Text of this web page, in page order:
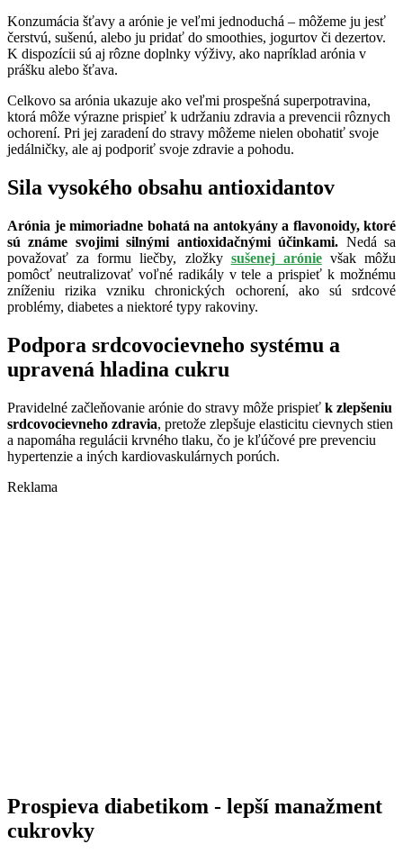
Konzumácia šťavy a arónie je veľmi jednoduchá – môžeme ju jesť
čerstvú, sušenú, alebo ju pridať do smoothies, jogurtov či dezertov.
K dispozícii sú aj rôzne doplnky výživy, ako napríklad arónia v
prášku alebo šťava.
Celkovo sa arónia ukazuje ako veľmi prospešná superpotravina,
ktorá môže výrazne prispieť k udržaniu zdravia a prevencii rôznych
ochorení. Pri jej zaradení do stravy môžeme nielen obohatiť svoje
jedálničky, ale aj podporiť svoje zdravie a pohodu.
Sila vysokého obsahu antioxidantov
Arónia je mimoriadne bohatá na antokyány a flavonoidy, ktoré
sú známe svojimi silnými antioxidačnými účinkami. Nedá sa
považovať za formu liečby, zložky sušenej arónievšak môžu
pomôcť neutralizovať voľné radikály v tele a prispieť k možnému
zníženiu rizika vzniku chronických ochorení, ako sú srdcové
problémy, diabetes a niektoré typy rakoviny.
Podpora srdcovocievneho systému a
upravená hladina cukru
Pravidelné začleňovanie arónie do stravy môže prispieť k zlepšeniu
srdcovocievneho zdravia, pretože zlepšuje elasticitu cievnych stien
a napomáha regulácii krvného tlaku, čo je kľúčové pre prevenciu
hypertenzie a iných kardiovaskulárnych porúch.
Reklama
Prospieva diabetikom - lepší manažment
cukrovky